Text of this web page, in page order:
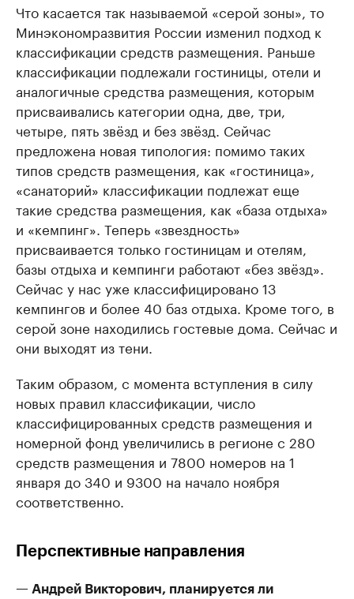
Что касается так называемой «серой зоны», то
Минэкономразвития России изменил подход к
классификации средств размещения. Раньше
классификации подлежали гостиницы, отели и
аналогичные средства размещения, которым
присваивались категории одна, две, три,
четыре, пять звёзд и без звёзд. Сейчас
предложена новая типология: помимо таких
типов средств размещения, как «гостиница»,
«санаторий» классификации подлежат еще
такие средства размещения, как «база отдыха»
и «кемпинг». Теперь «звездность»
присваивается только гостиницам и отелям,
базы отдыха и кемпинги работают «без звёзд».
Сейчас у нас уже классифицировано 13
кемпингов и более 40 баз отдыха. Кроме того, в
серой зоне находились гостевые дома. Сейчас и
они выходят из тени.
Таким образом, с момента вступления в силу
новых правил классификации, число
классифицированных средств размещения и
номерной фонд увеличились в регионе с 280
средств размещения и 7800 номеров на 1
января до 340 и 9300 на начало ноября
соответственно.
Перспективные направления
— Андрей Викторович, планируется ли